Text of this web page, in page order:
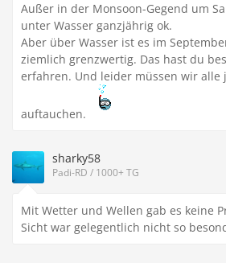
Außer in der Monsoon-Gegend um
unter Wasser ganzjährig ok.
Aber über Wasser ist es im
ziemlich grenzwertig. Das hast du
erfahren. Und leider müssen wir alle
auftauchen.
sharky58
Padi-RD / 1000+ TG
Mit Wetter und Wellen gab es keine
Sicht war gelegentlich nicht so